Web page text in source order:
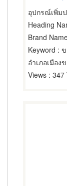
Heading
Brand
Keyword :
อำเภอเมือง
Views : 347